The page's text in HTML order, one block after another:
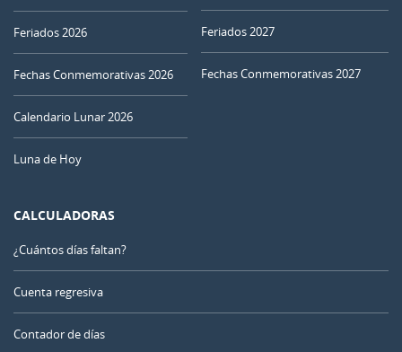
Feriados 2026
Fechas Conmemorativas 2026
Calendario Lunar 2026
Luna de Hoy
Feriados 2027
Fechas Conmemorativas 2027
CALCULADORAS
¿Cuántos días faltan?
Cuenta regresiva
Contador de días